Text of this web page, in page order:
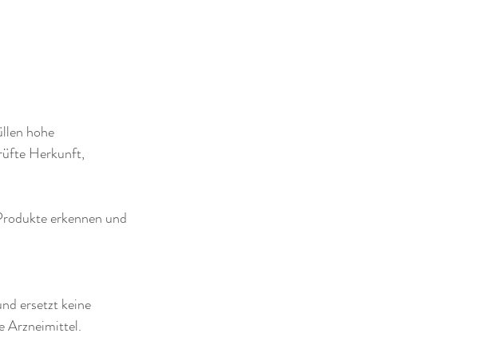
hohe
Herkunft,
erkennen und
ersetzt keine
Arzneimittel.